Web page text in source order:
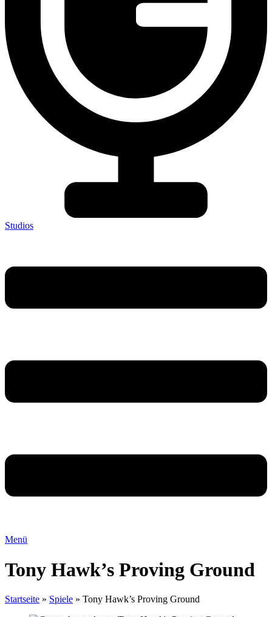
Studios
Menü
Tony Hawk’s Proving Ground
Startseite » Spiele » Tony Hawk’s Proving Ground